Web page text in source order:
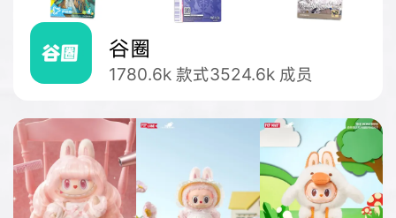
谷圈
1780.6k 款式3524.6k 成员